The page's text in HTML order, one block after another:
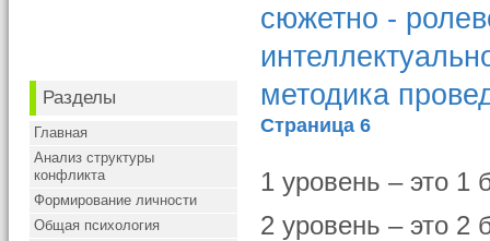
Разделы
Главная
Анализ структуры
конфликта
Формирование личности
Общая психология
сюжетно -
методика
Страница 6
1 уровень – это 1
2 уровень – это 2